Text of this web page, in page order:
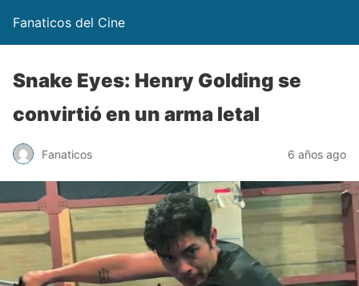
Fanaticos del Cine
Snake Eyes: Henry Golding se
convirtió en un arma letal
Fanaticos 6 años ago